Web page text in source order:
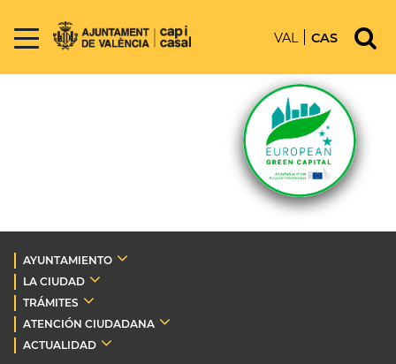
VAL CAS
AYUNTAMIENTO
LA CIUDAD
TRÁMITES
ATENCIÓN CIUDADANA
ACTUALIDAD